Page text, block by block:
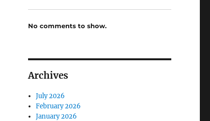
No comments to show.
Archives
July 2026
February 2026
January 2026